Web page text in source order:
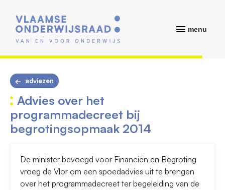
menu
adviezen
Advies over het
programmadecreet bij
begrotingsopmaak 2014
De minister bevoegd voor Financiën en Begroting
vroeg de Vlor om een spoedadvies uit te brengen
over het programmadecreet ter begeleiding van de